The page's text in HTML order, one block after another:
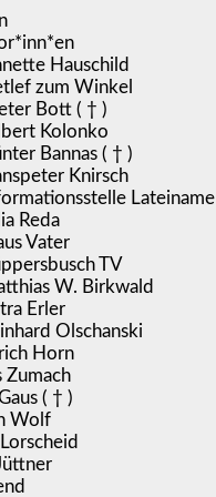
Hauschild
zum Winkel
Bott ( † )
Kolonko
Bannas ( † )
Knirsch
Reda
Vater
TV
W. Birkwald
Erler
Olschanski
Horn
Zumach
( † )
Wolf